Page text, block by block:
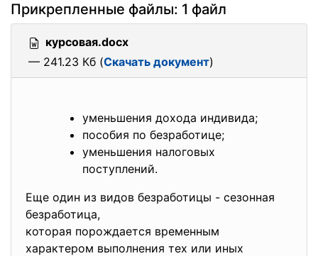
Прикрепленные файлы: 1 файл
курсовая.docx
— 241.23 Кб (Скачать документ)
уменьшения дохода индивида;
пособия по безработице;
уменьшения налоговых
поступлений.
Еще один из видов безработицы - сезонная
безработица,
которая порождается временным
характером выполнения тех или иных